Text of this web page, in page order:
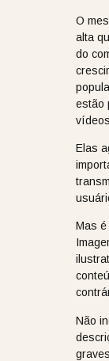
O
alta
do
estão
Elas
Mas
Não